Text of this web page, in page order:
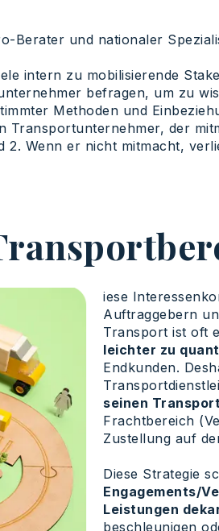
Berater und nationaler
intern zu mobilisierende
befragen, um zu
Methoden und
der
Wenn er nicht mitmacht,
iese
Auftraggebern
Transport ist oft
leichter zu
Endkunden.
seinen
Frachtbereich
Zustellung auf
Diese Strategie
Engagements/
Leistungen
beschleunigen